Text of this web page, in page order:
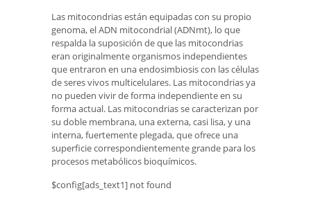
Las mitocondrias están equipadas con su propio
genoma, el ADN mitocondrial (ADNmt), lo que
respalda la suposición de que las mitocondrias
eran originalmente organismos independientes
que entraron en una endosimbiosis con las células
de seres vivos multicelulares. Las mitocondrias ya
no pueden vivir de forma independiente en su
forma actual. Las mitocondrias se caracterizan por
su doble membrana, una externa, casi lisa, y una
interna, fuertemente plegada, que ofrece una
superficie correspondientemente grande para los
procesos metabólicos bioquímicos.
$config[ads_text1] not found